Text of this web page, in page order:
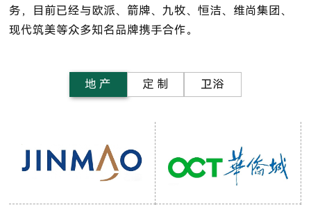
务，目前已经与欧派、箭牌、九牧、恒洁、维尚集团、
现代筑美等众多知名品牌携手合作。
地 产 定 制 卫浴